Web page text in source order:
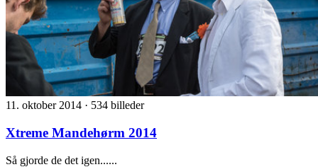
11. oktober 2014 · 534 billeder
Xtreme Mandehørm 2014
Så gjorde de det igen......